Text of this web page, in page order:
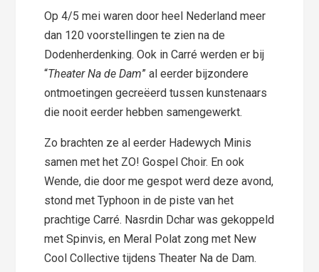
Op 4/5 mei waren door heel Nederland meer
dan 120 voorstellingen te zien na de
Dodenherdenking. Ook in Carré werden er bij
“Theater Na de Dam” al eerder bijzondere
ontmoetingen gecreëerd tussen kunstenaars
die nooit eerder hebben samengewerkt.
Zo brachten ze al eerder Hadewych Minis
samen met het ZO! Gospel Choir. En ook
Wende, die door me gespot werd deze avond,
stond met Typhoon in de piste van het
prachtige Carré. Nasrdin Dchar was gekoppeld
met Spinvis, en Meral Polat zong met New
Cool Collective tijdens Theater Na de Dam.